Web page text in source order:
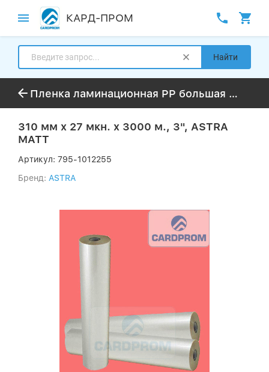
КАРД-ПРОМ
Найти
Пленка ламинационная PP большая намотка до 3000м
310 мм x 27 мкн. x 3000 м., 3", ASTRA
MATT
Артикул: 795-1012255
Бренд: ASTRA